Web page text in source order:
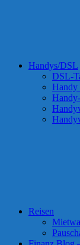
Handys/DSL
DSL-
Handy
Reisen